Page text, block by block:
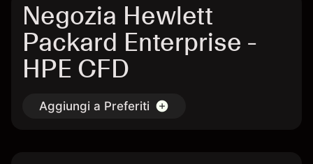
Negozia Hewlett
Packard Enterprise -
HPE CFD
Aggiungi a Preferiti